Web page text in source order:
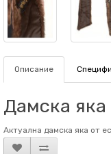
Описание
Дамска яка
Актуална дамска яка от